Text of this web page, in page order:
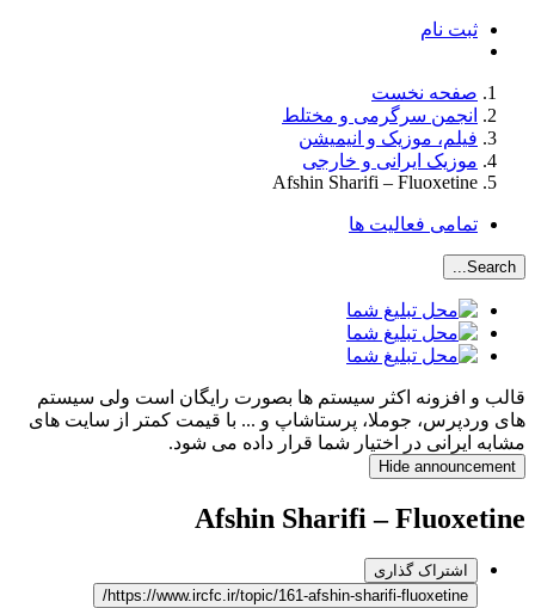
ثبت نام
صفحه نخست
انجمن سرگرمی و مختلط
فیلم، موزیک و انیمیشن
موزیک ایرانی و خارجی
Afshin Sharifi – Fluoxetine
تمامی فعالیت ها
Search...
قالب و افزونه اکثر سیستم ها بصورت رایگان است ولی سیستم
های وردپرس، جوملا، پرستاشاپ و ... با قیمت کمتر از سایت های
مشابه ایرانی در اختیار شما قرار داده می شود.
Hide announcement
Afshin Sharifi – Fluoxetine
اشتراک گذاری
https://www.ircfc.ir/topic/161-afshin-sharifi-fluoxetine/